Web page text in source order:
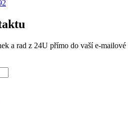
a rad z 24U přímo do vaší e‑mailové